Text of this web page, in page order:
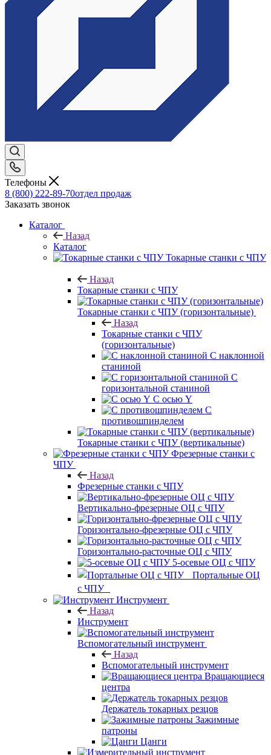
Телефоны
8 (800) 222-89-70отдел продаж
Заказать звонок
Каталог
Назад
Каталог
Токарные станки с ЧПУ
Назад
Токарные станки с ЧПУ
Токарные станки с ЧПУ (горизонтальные)
Назад
Токарные станки с ЧПУ
(горизонтальные)
С наклонной
станиной
С
горизонтальной станиной
С осью Y
С
противошпинделем
Токарные станки с ЧПУ (вертикальные)
Фрезерные станки с
ЧПУ
Назад
Фрезерные станки с ЧПУ
Вертикально-фрезерные ОЦ с ЧПУ
Горизонтально-фрезерные ОЦ с ЧПУ
Горизонтально-расточные ОЦ с ЧПУ
5-осевые ОЦ с ЧПУ
Портальные ОЦ
с ЧПУ
Инструмент
Назад
Инструмент
Вспомогательный инструмент
Назад
Вспомогательный инструмент
Вращающиеся
центра
Держатель токарных резцов
Зажимные
патроны
Цанги